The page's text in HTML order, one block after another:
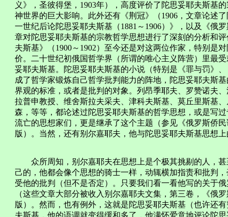
义》，圣彼得堡，1903年），高度评价了陀思妥耶夫斯基
神世界的巨大影响。此外还有《荆冠》（1906，文章论述
一世纪后论陀思妥耶夫斯基（1881～1906）》，以及《俄
章对陀思妥耶夫斯基的宗教哲学思想进行了深刻的分析和
夫斯基》（1900～1902）至今还是对这两位作家，特别是
价。二十世纪初俄国哲学界（所谓的唯心主义阵营）里最
妥耶夫斯基。陀思妥耶夫斯基的小说（特别是《罪与罚》
成了哲学家锻炼自己哲学批判能力的阵地，陀思妥耶夫斯
界观的标准，或者是批判的对象。列昂季耶夫、罗赞诺夫
拉普申教授、维舍斯拉夫采夫、津科夫斯基、莫丘里斯基
森，等等，都论述过陀思妥耶夫斯基的哲学思想，或是写
流亡的思想家们，更是继承了这个主题（参见《俄罗斯侨
版）。当然，还有别尔嘉耶夫，他与陀思妥耶夫斯基思想
众所周知，别尔嘉耶夫在思想上是个极其挑剔的人，甚
己的，他都会像个思想的骑士一样，动辄横加指责和批判
受他的批判（但不是否定）。只要我们看一看他写的关于
（这些文章大部分被收入别尔嘉耶夫文集，第三卷，《俄
版）。然而，也有例外，这就是陀思妥耶夫斯基（也许还
夫斯基，他的语调就变得缓和多了，他满怀爱意地评论陀